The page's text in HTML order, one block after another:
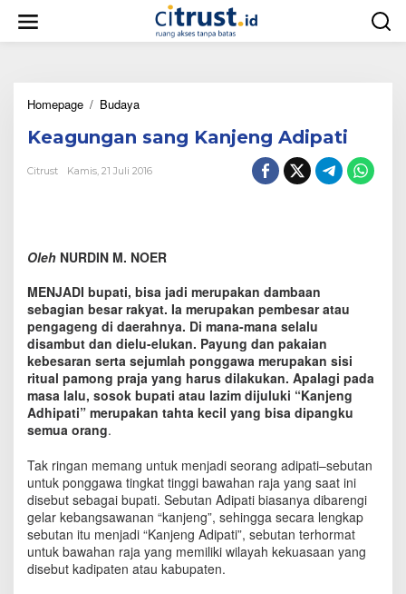
w
Homepage / Budaya
a
u
s
a
n
g
K
a
n
j
e
n
g
i
p
a
t
Keagungan sang Kanjeng Adipati
Citrust Kamis, 21 Juli 2016
Oleh NURDIN M. NOER
MENJADI bupati, bisa jadi merupakan dambaan
sebagian besar rakyat. Ia merupakan pembesar atau
pengageng di daerahnya. Di mana-mana selalu
disambut dan dielu-elukan. Payung dan pakaian
kebesaran serta sejumlah ponggawa merupakan sisi
ritual pamong praja yang harus dilakukan. Apalagi pada
masa lalu, sosok bupati atau lazim dijuluki “Kanjeng
Adhipati” merupakan tahta kecil yang bisa dipangku
semua orang.
Tak ringan memang untuk menjadi seorang adipati–sebutan
untuk ponggawa tingkat tinggi bawahan raja yang saat ini
disebut sebagai bupati. Sebutan Adipati biasanya dibarengi
gelar kebangsawanan “kanjeng”, sehingga secara lengkap
sebutan itu menjadi “Kanjeng Adipati”, sebutan terhormat
untuk bawahan raja yang memiliki wilayah kekuasaan yang
disebut kadipaten atau kabupaten.